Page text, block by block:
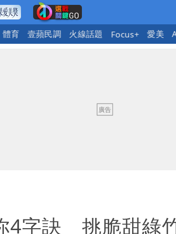
體育 壹蘋民調 火線話題 Focus+ 愛美
4字訣 挑脆甜綠